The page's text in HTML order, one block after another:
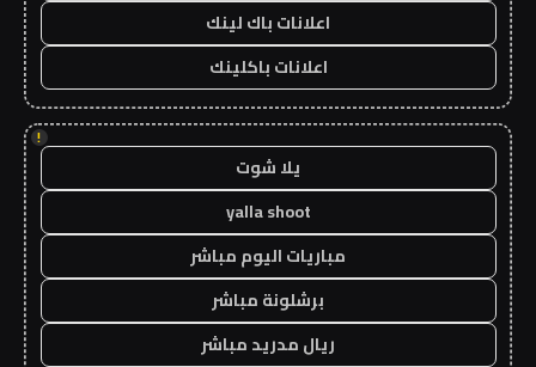
اعلانات باك لينك
اعلانات باكلينك
!
يلا شوت
yalla shoot
مباريات اليوم مباشر
برشلونة مباشر
ريال مدريد مباشر